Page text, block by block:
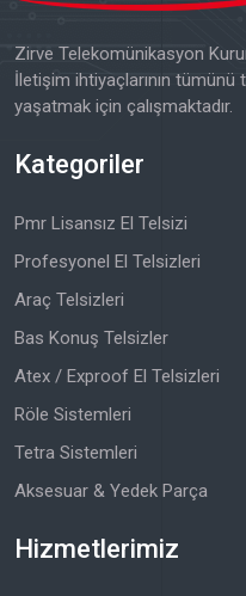
Zirve Telekomünikasyon
İletişim ihtiyaçlarının
yaşatmak için çalışmaktadır.
Kategoriler
Pmr Lisansız El Telsizi
Profesyonel El Telsizleri
Araç Telsizleri
Bas Konuş Telsizler
Atex / Exproof El Telsizleri
Röle Sistemleri
Tetra Sistemleri
Aksesuar & Yedek Parça
Hizmetlerimiz